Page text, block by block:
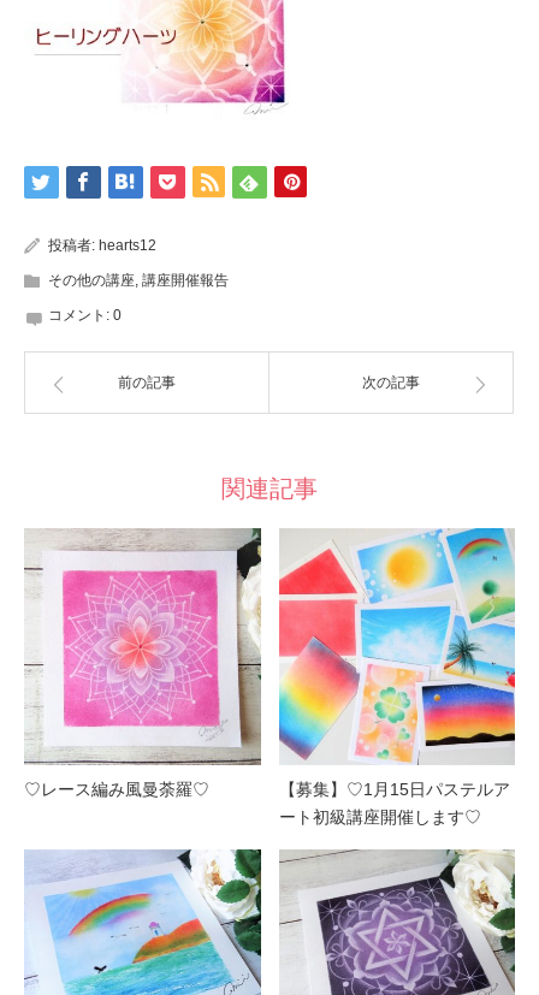
投稿者: hearts12
その他の講座, 講座開催報告
コメント: 0
前の記事 次の記事
関連記事
♡レース編み風曼荼羅♡
【募集】♡1月15日パステルア
ート初級講座開催します♡